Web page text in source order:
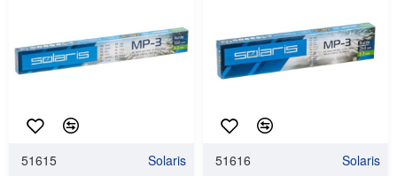
51615 Solaris 51616 Solaris